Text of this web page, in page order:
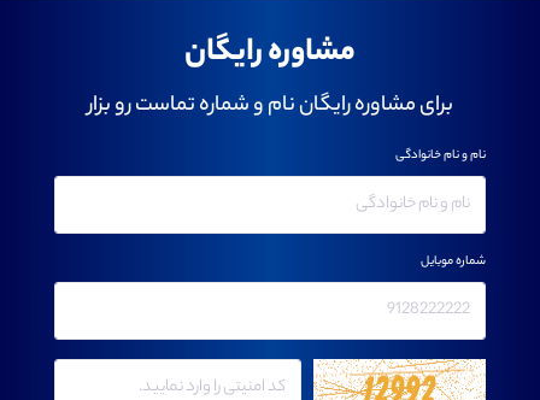
مشاوره رایگان
برای مشاوره رایگان نام و شماره تماست رو بزار
نام و نام خانوادگی
شماره موبایل